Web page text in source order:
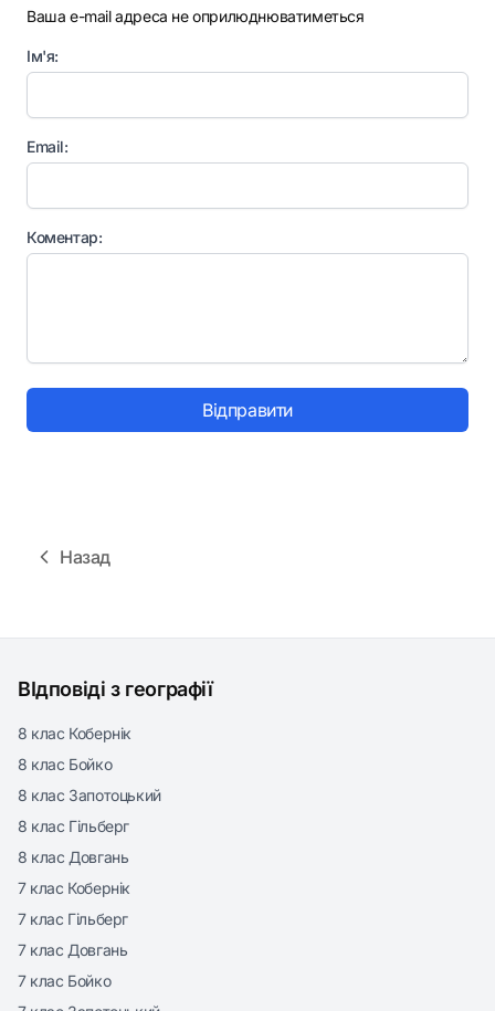
Ваша e-mail адреса не оприлюднюватиметься
Ім'я:
Email:
Коментар:
Відправити
Назад
ВІдповіді з географії
8 клас Кобернік
8 клас Бойко
8 клас Запотоцький
8 клас Гільберг
8 клас Довгань
7 клас Кобернік
7 клас Гільберг
7 клас Довгань
7 клас Бойко